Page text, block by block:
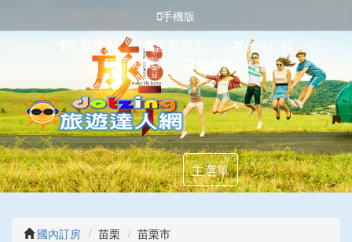
手機版
臉書登入 會員登入
代排行程
填寫匯款
主選單
國內訂房 苗栗 苗栗市